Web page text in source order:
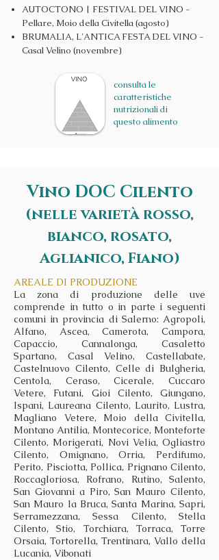
AUTOCTONO | FESTIVAL DEL VINO -
Pellare, Moio della Civitella (agosto)
BRUMALIA, L'ANTICA FESTA DEL VINO -
Casal Velino (novembre)
consulta le
caratteristiche
nutrizionali di
questo alimento
Vino DOC Cilento
(nelle varietà rosso,
bianco, rosato,
Aglianico, Fiano)
AREALE DI PRODUZIONE
La zona di produzione delle uve
comprende in tutto o in parte i seguenti
comuni in provincia di Salerno: Agropoli,
Alfano, Ascea, Camerota, Campora,
Capaccio, Cannalonga, Casaletto
Spartano, Casal Velino, Castellabate,
Castelnuovo Cilento, Celle di Bulgheria,
Centola, Ceraso, Cicerale, Cuccaro
Vetere, Futani, Gioi Cilento, Giungano,
Ispani, Laureana Cilento, Laurito, Lustra,
Magliano Vetere, Moio della Civitella,
Montano Antilia, Montecorice, Monteforte
Cilento, Morigerati, Novi Velia, Ogliastro
Cilento, Omignano, Orria, Perdifumo,
Perito, Pisciotta, Pollica, Prignano Cilento,
Roccagloriosa, Rofrano, Rutino, Salento,
San Giovanni a Piro, San Mauro Cilento,
San Mauro la Bruca, Santa Marina, Sapri,
Serramezzana, Sessa Cilento, Stella
Cilento, Stio, Torchiara, Torraca, Torre
Orsaia, Tortorella, Trentinara, Vallo della
Lucania, Vibonati